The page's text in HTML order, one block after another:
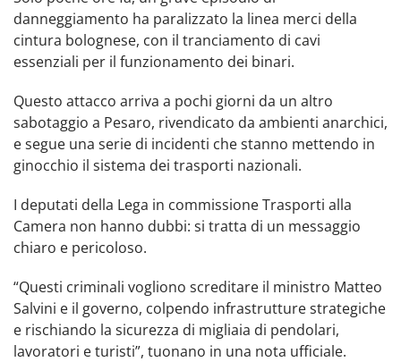
danneggiamento ha paralizzato la linea merci della
cintura bolognese, con il tranciamento di cavi
essenziali per il funzionamento dei binari.
Questo attacco arriva a pochi giorni da un altro
sabotaggio a Pesaro, rivendicato da ambienti anarchici,
e segue una serie di incidenti che stanno mettendo in
ginocchio il sistema dei trasporti nazionali.
I deputati della Lega in commissione Trasporti alla
Camera non hanno dubbi: si tratta di un messaggio
chiaro e pericoloso.
“Questi criminali vogliono screditare il ministro Matteo
Salvini e il governo, colpendo infrastrutture strategiche
e rischiando la sicurezza di migliaia di pendolari,
lavoratori e turisti”, tuonano in una nota ufficiale.